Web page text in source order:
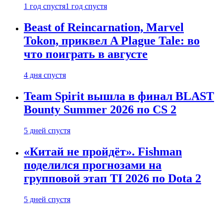
1 год спустя1 год спустя
Beast of Reincarnation, Marvel
Tokon, приквел A Plague Tale: во
что поиграть в августе
4 дня спустя
Team Spirit вышла в финал BLAST
Bounty Summer 2026 по CS 2
5 дней спустя
«Китай не пройдёт». Fishman
поделился прогнозами на
групповой этап TI 2026 по Dota 2
5 дней спустя